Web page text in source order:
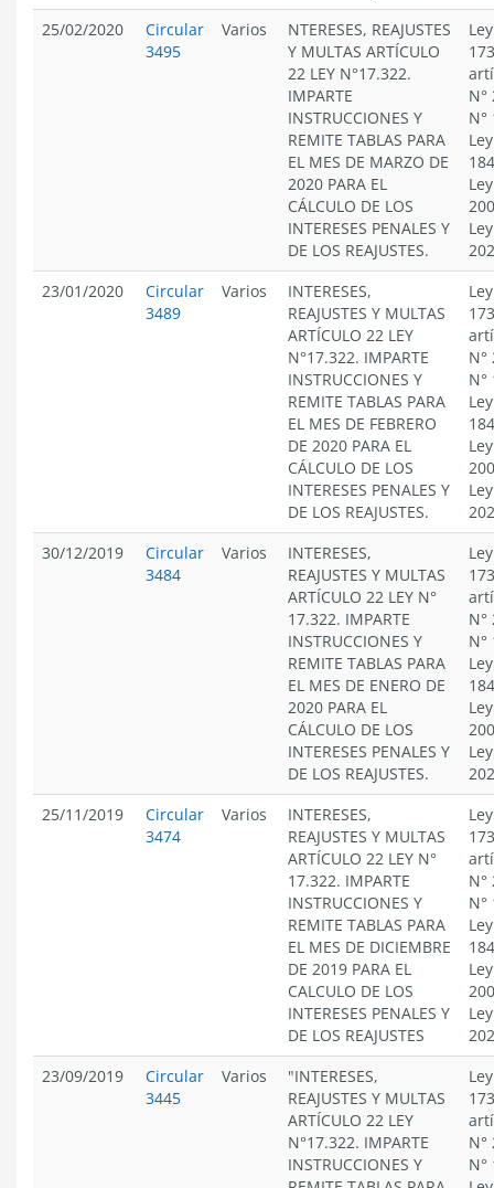
25/02/2020
Circular
3495
Varios
NTERESES, REAJUSTES
Y MULTAS ARTÍCULO
22 LEY N°17.322.
IMPARTE
INSTRUCCIONES Y
REMITE TABLAS PARA
EL MES DE MARZO DE
2020 PARA EL
CÁLCULO DE LOS
INTERESES PENALES Y
DE LOS REAJUSTES.
N°
N°
23/01/2020
Circular
3489
Varios
INTERESES,
REAJUSTES Y MULTAS
ARTÍCULO 22 LEY
N°17.322. IMPARTE
INSTRUCCIONES Y
REMITE TABLAS PARA
EL MES DE FEBRERO
DE 2020 PARA EL
CÁLCULO DE LOS
INTERESES PENALES Y
DE LOS REAJUSTES.
N°
N°
30/12/2019
Circular
3484
Varios
INTERESES,
REAJUSTES Y MULTAS
ARTÍCULO 22 LEY N°
17.322. IMPARTE
INSTRUCCIONES Y
REMITE TABLAS PARA
EL MES DE ENERO DE
2020 PARA EL
CÁLCULO DE LOS
INTERESES PENALES Y
DE LOS REAJUSTES.
N°
N°
25/11/2019
Circular
3474
Varios
INTERESES,
REAJUSTES Y MULTAS
ARTÍCULO 22 LEY N°
17.322. IMPARTE
INSTRUCCIONES Y
REMITE TABLAS PARA
EL MES DE DICIEMBRE
DE 2019 PARA EL
CALCULO DE LOS
INTERESES PENALES Y
DE LOS REAJUSTES
N°
N°
23/09/2019
Circular
3445
Varios
"INTERESES,
REAJUSTES Y MULTAS
ARTÍCULO 22 LEY
N°17.322. IMPARTE
INSTRUCCIONES Y
N°
N°